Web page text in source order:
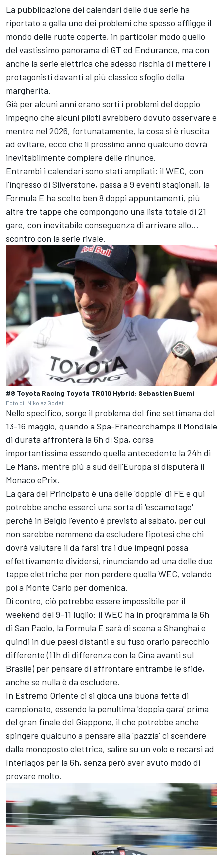
La pubblicazione dei calendari delle due serie ha
riportato a galla uno dei problemi che spesso affligge il
mondo delle ruote coperte, in particolar modo quello
del vastissimo panorama di GT ed Endurance, ma con
anche la serie elettrica che adesso rischia di mettere i
protagonisti davanti al più classico sfoglio della
margherita.
Già per alcuni anni erano sorti i problemi del doppio
impegno che alcuni piloti avrebbero dovuto osservare e
mentre nel 2026, fortunatamente, la cosa si è riuscita
ad evitare, ecco che il prossimo anno qualcuno dovrà
inevitabilmente compiere delle rinunce.
Entrambi i calendari sono stati ampliati: il WEC, con
l'ingresso di Silverstone, passa a 9 eventi stagionali, la
Formula E ha scelto ben 8 doppi appuntamenti, più
altre tre tappe che compongono una lista totale di 21
gare, con inevitabile conseguenza di arrivare allo...
scontro con la serie rivale.
#8 Toyota Racing Toyota TR010 Hybrid: Sebastien Buemi
Foto di: Nikolaz Godet
Nello specifico, sorge il problema del fine settimana del
13-16 maggio, quando a Spa-Francorchamps il Mondiale
di durata affronterà la 6h di Spa, corsa
importantissima essendo quella antecedente la 24h di
Le Mans, mentre più a sud dell'Europa si disputerà il
Monaco ePrix.
La gara del Principato è una delle 'doppie' di FE e qui
potrebbe anche esserci una sorta di 'escamotage'
perché in Belgio l'evento è previsto al sabato, per cui
non sarebbe nemmeno da escludere l'ipotesi che chi
dovrà valutare il da farsi tra i due impegni possa
effettivamente dividersi, rinunciando ad una delle due
tappe elettriche per non perdere quella WEC, volando
poi a Monte Carlo per domenica.
Di contro, ciò potrebbe essere impossibile per il
weekend del 9-11 luglio: il WEC ha in programma la 6h
di San Paolo, la Formula E sarà di scena a Shanghai e
quindi in due paesi distanti e su fuso orario parecchio
differente (11h di differenza con la Cina avanti sul
Brasile) per pensare di affrontare entrambe le sfide,
anche se nulla è da escludere.
In Estremo Oriente ci si gioca una buona fetta di
campionato, essendo la penultima 'doppia gara' prima
del gran finale del Giappone, il che potrebbe anche
spingere qualcuno a pensare alla 'pazzia' ci scendere
dalla monoposto elettrica, salire su un volo e recarsi ad
Interlagos per la 6h, senza però aver avuto modo di
provare molto.